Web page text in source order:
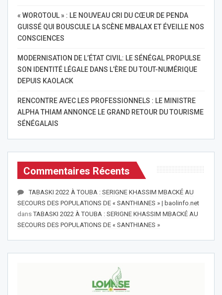
« WOROTOUL » : LE NOUVEAU CRI DU CŒUR DE PENDA
GUISSÉ QUI BOUSCULE LA SCÈNE MBALAX ET ÉVEILLE NOS
CONSCIENCES
MODERNISATION DE L’ÉTAT CIVIL: LE SÉNÉGAL PROPULSE
SON IDENTITÉ LÉGALE DANS L’ÈRE DU TOUT-NUMÉRIQUE
DEPUIS KAOLACK
RENCONTRE AVEC LES PROFESSIONNELS : LE MINISTRE
ALPHA THIAM ANNONCE LE GRAND RETOUR DU TOURISME
SÉNÉGALAIS
Commentaires Récents
TABASKI 2022 À TOUBA : SERIGNE KHASSIM MBACKÉ AU
SECOURS DES POPULATIONS DE « SANTHIANES » | baolinfo.net
dansTABASKI 2022 À TOUBA : SERIGNE KHASSIM MBACKÉ AU
SECOURS DES POPULATIONS DE « SANTHIANES »